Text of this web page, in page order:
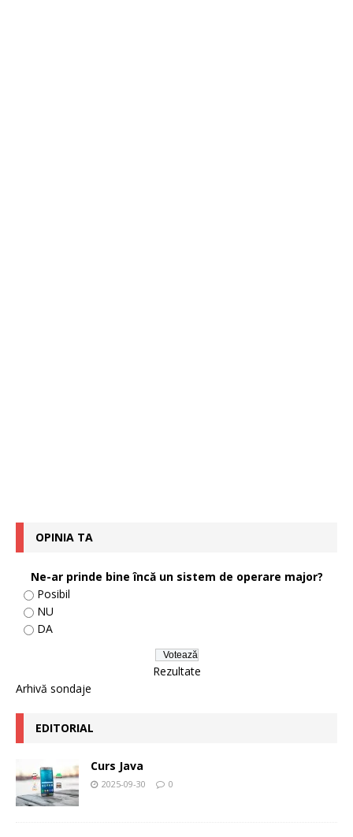
OPINIA TA
Ne-ar prinde bine încă un sistem de operare major?
Posibil
NU
DA
Rezultate
Arhivă sondaje
EDITORIAL
Curs Java
2025-09-30 0